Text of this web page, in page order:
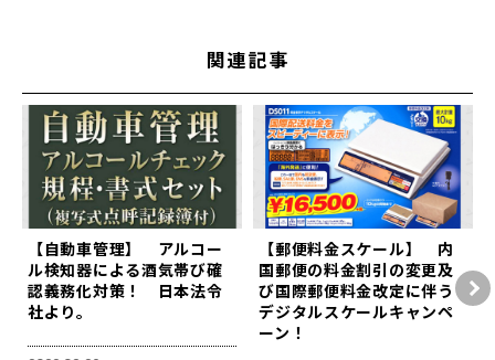
関連記事
【自動車管理】 アルコー
ル検知器による酒気帯び確
認義務化対策！ 日本法令
社より。
【郵便料金スケール】 内
国郵便の料金割引の変更及
び国際郵便料金改定に伴う
デジタルスケールキャンペ
ーン！